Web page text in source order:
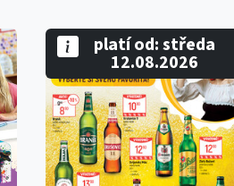
platí od: středa
12.08.2026